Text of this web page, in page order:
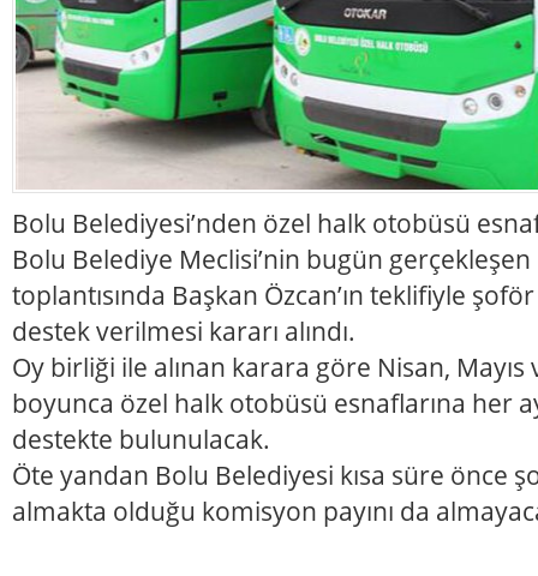
Bolu Belediyesi’nden özel halk otobüsü
Bolu Belediye Meclisi’nin bugün
toplantısında Başkan Özcan’ın teklifiyle
destek verilmesi kararı alındı.
Oy birliği ile alınan karara göre Nisan,
boyunca özel halk otobüsü esnaflarına her
destekte bulunulacak.
Öte yandan Bolu Belediyesi kısa süre önce
almakta olduğu komisyon payını da